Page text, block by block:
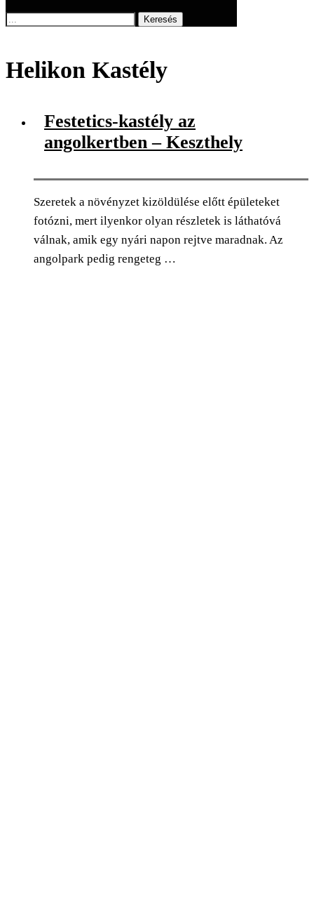
Keresés
Helikon Kastély
Festetics-kastély az
angolkertben – Keszthely
Szeretek a növényzet kizöldülése előtt épületeket
fotózni, mert ilyenkor olyan részletek is láthatóvá
válnak, amik egy nyári napon rejtve maradnak. Az
angolpark pedig rengeteg …